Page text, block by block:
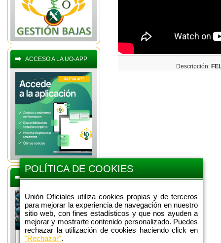
POLÍTICA DE COOKIES
Unión Oficiales utiliza cookies propias y de terceros
para mejorar la experiencia de navegación en nuestro
sitio web, con fines estadísticos y que nos ayuden a
mejorar y mostrarte contenido personalizado. Puedes
rechazar la utilización de cookies haciendo click en
"Rechazar".
ACCESO A LA UO-APP
BOLETINES OFERTAS
Descripción: